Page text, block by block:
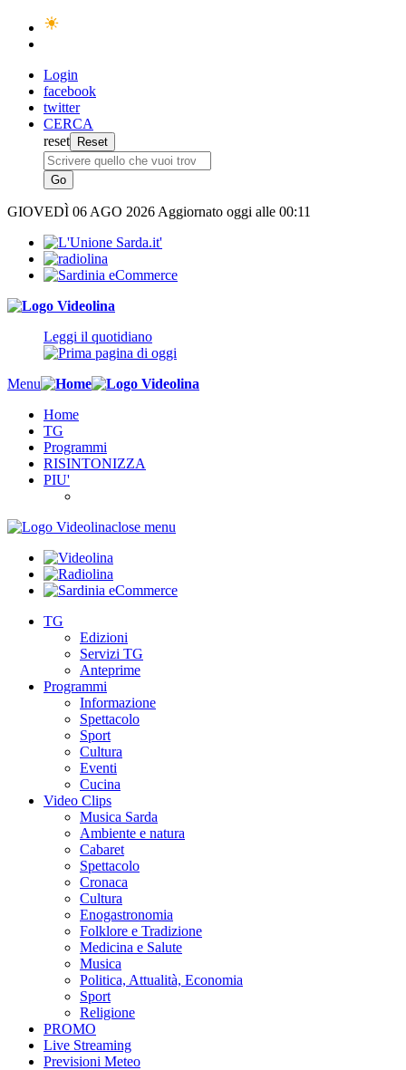
Login
facebook
twitter
CERCA
reset
GIOVEDÌ 06 AGO 2026 Aggiornato oggi alle 00:11
Leggi il quotidiano
Menu
Home
TG
Programmi
RISINTONIZZA
PIU'
close menu
TG
Edizioni
Servizi TG
Anteprime
Programmi
Informazione
Spettacolo
Sport
Cultura
Eventi
Cucina
Video Clips
Musica Sarda
Ambiente e natura
Cabaret
Spettacolo
Cronaca
Cultura
Enogastronomia
Folklore e Tradizione
Medicina e Salute
Musica
Politica, Attualità, Economia
Sport
Religione
PROMO
Live Streaming
Previsioni Meteo